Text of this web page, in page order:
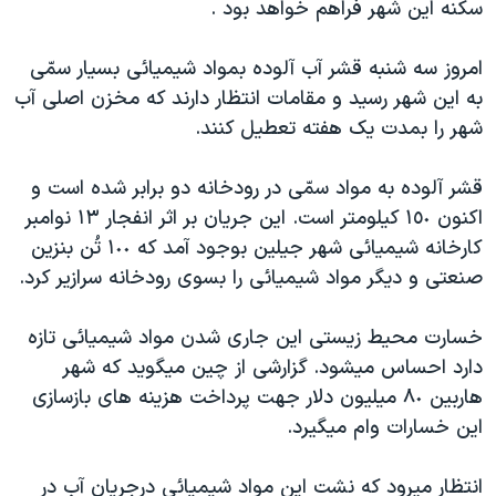
فرهنگ و زندگی
حقوق شهروندی
اقتصادی
علم و فناوری
اسرائیل در جنگ
گالری عکس
آرشیو پخش زنده
مستندها
انتخابات ریاست جمهوری آمریکا ۲۰۲۴
حمله جمهوری اسلامی به اسرائیل
رمز مهسا
ورزش زنان در ایران
اعتراضات زن، زندگی، آزادی
مجموعه مستندهای دادخواهی
دادگاه حمید نوری
چهل سال گروگان‌گیری
قانون شفافیت دارائی کادر رهبری ایران
دنبال کنید
زبانهای مختلف
سکنه اين شهر فراهم خواهد بود .
امروز سه شنبه قشر آب آلوده بمواد شيميائی بسيار سمّی
به اين شهر رسيد و مقامات انتظار دارند که مخزن اصلی آب
شهر را بمدت يک هفته تعطيل کنند.
قشر آلوده به مواد سمّی در رودخانه دو برابر شده است و
اکنون ١٥٠ کيلومتر است. اين جريان بر اثر انفجار ١٣ نوامبر
کارخانه شيميائی شهر جيلين بوجود آمد که ١٠٠ تُن بنزين
صنعتی و ديگر مواد شيميائی را بسوی رودخانه سرازير کرد.
خسارت محيط زيستی اين جاری شدن مواد شيميائی تازه
دارد احساس ميشود. گزارشی از چين ميگويد که شهر
هاربين ٨٠ ميليون دلار جهت پرداخت هزينه های بازسازی
اين خسارات وام ميگيرد.
انتظار ميرود که نشت اين مواد شيميائی درجريان آب در